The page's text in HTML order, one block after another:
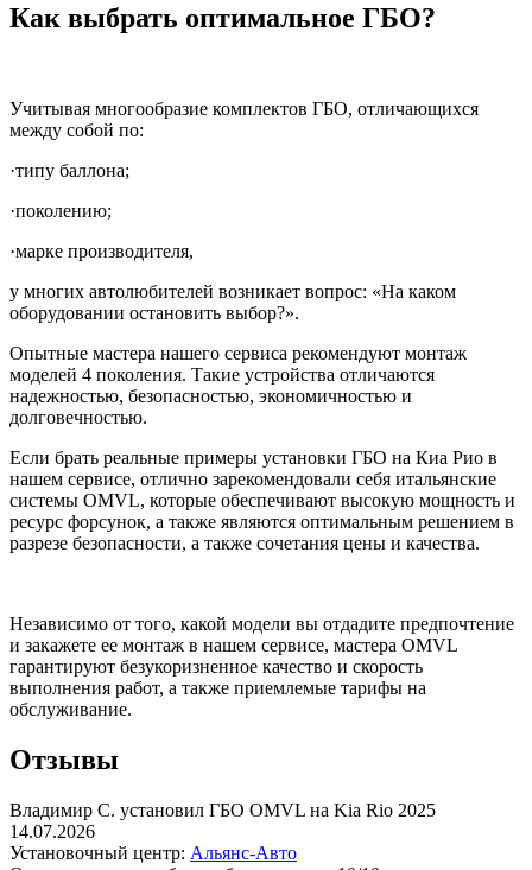
Как выбрать оптимальное ГБО?
Учитывая многообразие комплектов ГБО, отличающихся
между собой по:
·типу баллона;
·поколению;
·марке производителя,
у многих автолюбителей возникает вопрос: «На каком
оборудовании остановить выбор?».
Опытные мастера нашего сервиса рекомендуют монтаж
моделей 4 поколения. Такие устройства отличаются
надежностью, безопасностью, экономичностью и
долговечностью.
Если брать реальные примеры установки ГБО на Киа Рио в
нашем сервисе, отлично зарекомендовали себя итальянские
системы OMVL, которые обеспечивают высокую мощность и
ресурс форсунок, а также являются оптимальным решением в
разрезе безопасности, а также сочетания цены и качества.
Независимо от того, какой модели вы отдадите предпочтение
и закажете ее монтаж в нашем сервисе, мастера OMVL
гарантируют безукоризненное качество и скорость
выполнения работ, а также приемлемые тарифы на
обслуживание.
Отзывы
Владимир С. установил ГБО OMVL на Kia Rio 2025
14.07.2026
Установочный центр: Альянс-Авто